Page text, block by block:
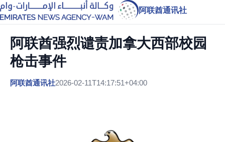
阿联酋通讯社
阿联酋强烈谴责加拿大西部校园
枪击事件
阿联酋通讯社2026-02-11T14:17:51+04:00